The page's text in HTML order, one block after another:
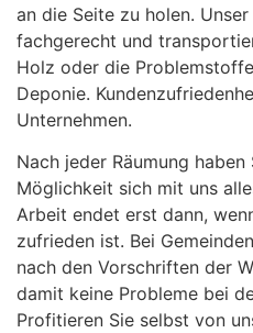
an die Seite zu holen.
fachgerecht und
Holz oder die
Deponie.
Unternehmen.
Nach jeder Räumung
Möglichkeit sich mit uns
Arbeit endet erst dann,
zufrieden ist. Bei
nach den Vorschriften der
damit keine Probleme bei
Profitieren Sie selbst von